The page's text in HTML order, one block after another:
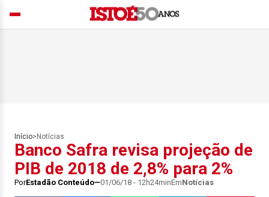
Início> Notícias
Banco Safra revisa projeção de
PIB de 2018 de 2,8% para 2%
PorEstadão Conteúdo 01/06/18 - 12h24minEmNotícias